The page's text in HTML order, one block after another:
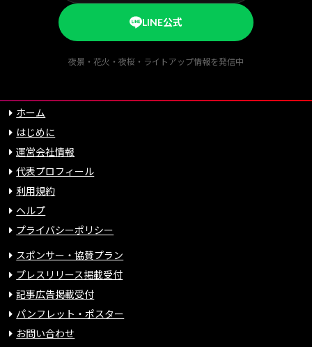
LINE公式
夜景・花火・夜桜・ライトアップ情報を発信中
ホーム
はじめに
運営会社情報
代表プロフィール
利用規約
ヘルプ
プライバシーポリシー
スポンサー・協賛プラン
プレスリリース掲載受付
記事広告掲載受付
パンフレット・ポスター
お問い合わせ